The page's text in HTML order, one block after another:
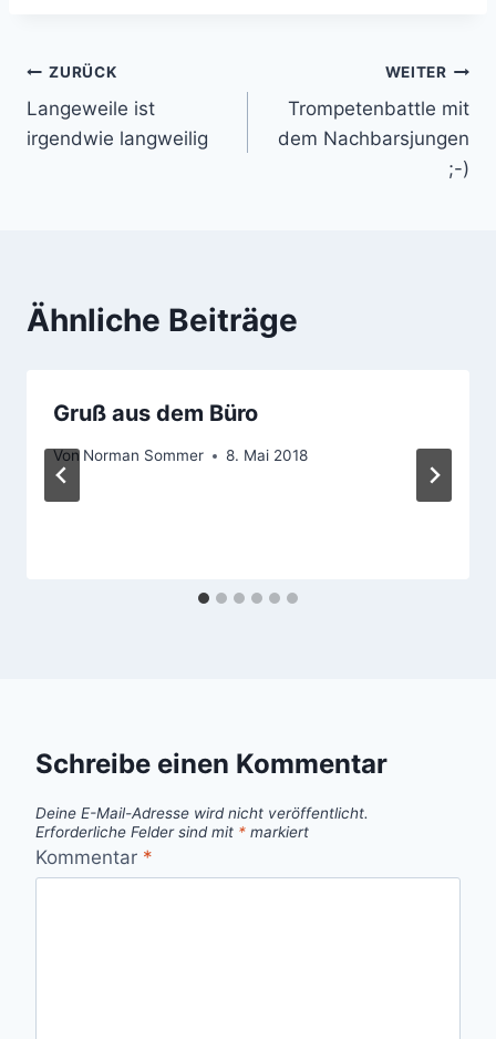
Beitragsnavigation
ZURÜCK
Langeweile ist
irgendwie langweilig
WEITER
Trompetenbattle mit
dem Nachbarsjungen
;-)
Ähnliche Beiträge
Gruß aus dem Büro
Von Norman Sommer 8. Mai 2018
Schreibe einen Kommentar
Deine E-Mail-Adresse wird nicht veröffentlicht.
Erforderliche Felder sind mit * markiert
Kommentar *